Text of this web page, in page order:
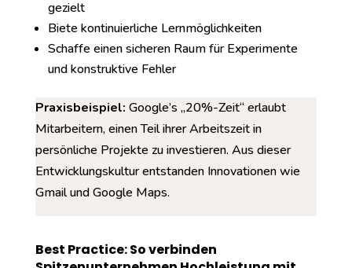
gezielt
Biete kontinuierliche Lernmöglichkeiten
Schaffe einen sicheren Raum für Experimente
und konstruktive Fehler
Praxisbeispiel: Google’s „20%-Zeit“ erlaubt
Mitarbeitern, einen Teil ihrer Arbeitszeit in
persönliche Projekte zu investieren. Aus dieser
Entwicklungskultur entstanden Innovationen wie
Gmail und Google Maps.
Best Practice: So verbinden